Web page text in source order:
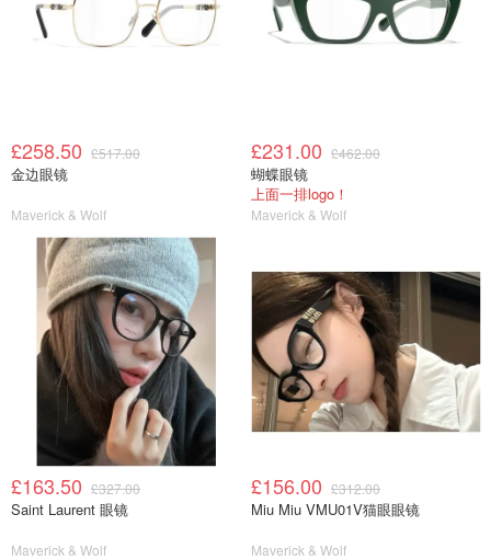
£258.50 £517.00
金边眼镜
Maverick & Wolf
£231.00 £462.00
蝴蝶眼镜
上面一排logo！
Maverick & Wolf
£163.50 £327.00
Saint Laurent 眼镜
Maverick & Wolf
£156.00 £312.00
Miu Miu VMU01V猫眼眼镜
Maverick & Wolf